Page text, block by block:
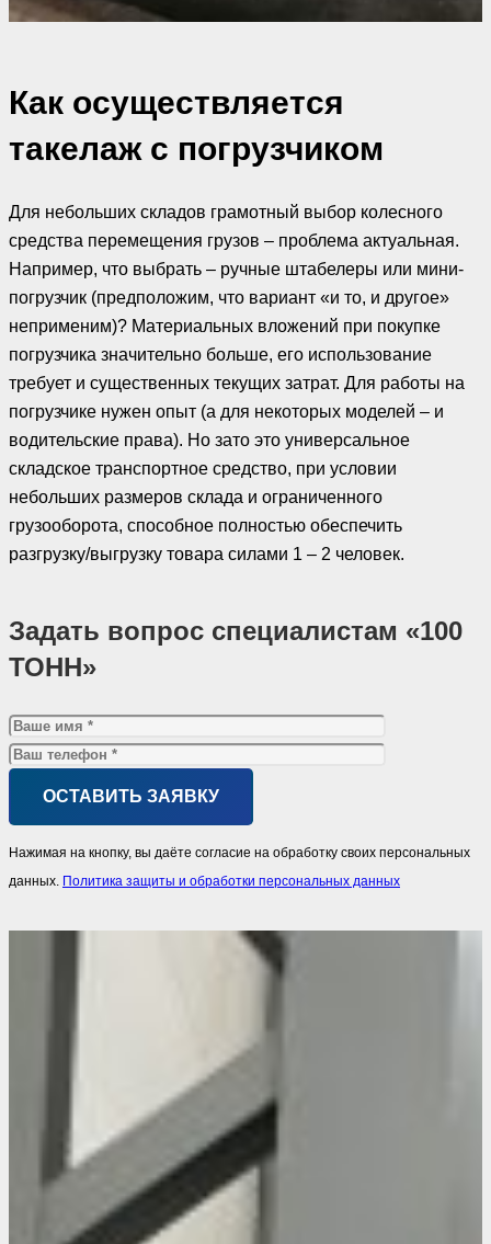
Как осуществляется
такелаж с погрузчиком
Для небольших складов грамотный выбор колесного
средства перемещения грузов – проблема актуальная.
Например, что выбрать – ручные штабелеры или мини-
погрузчик (предположим, что вариант «и то, и другое»
неприменим)? Материальных вложений при покупке
погрузчика значительно больше, его использование
требует и существенных текущих затрат. Для работы на
погрузчике нужен опыт (а для некоторых моделей – и
водительские права). Но зато это универсальное
складское транспортное средство, при условии
небольших размеров склада и ограниченного
грузооборота, способное полностью обеспечить
разгрузку/выгрузку товара силами 1 – 2 человек.
Задать вопрос специалистам «100
ТОНН»
Нажимая на кнопку, вы даёте согласие на обработку своих персональных
данных. Политика защиты и обработки персональных данных